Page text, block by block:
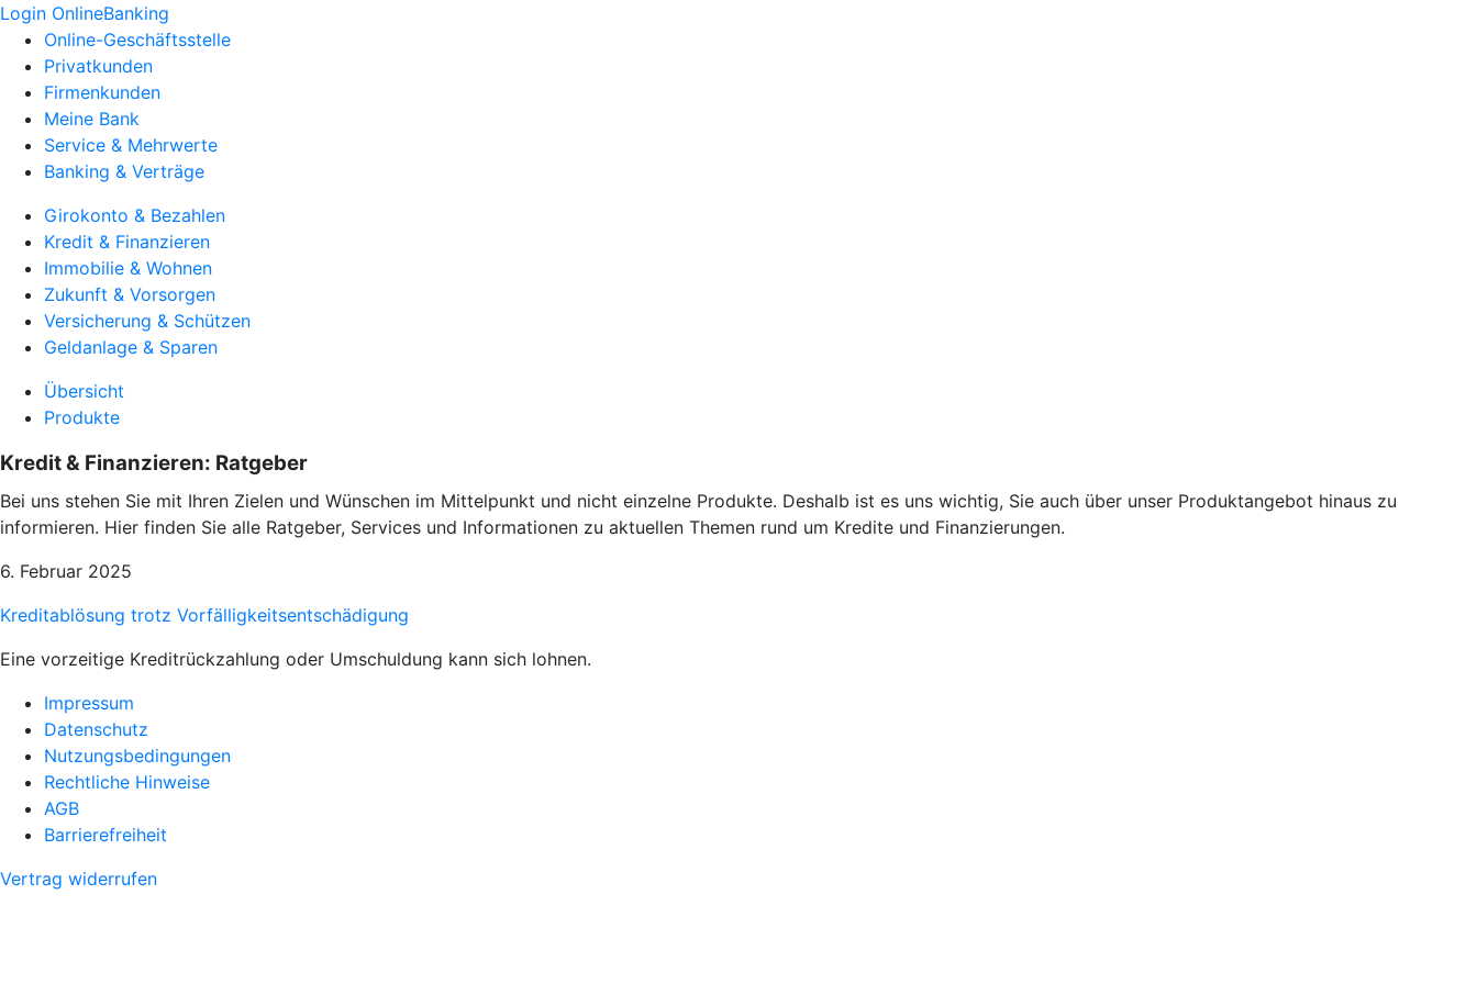
Login OnlineBanking
Online-Geschäftsstelle
Privatkunden
Firmenkunden
Meine Bank
Service & Mehrwerte
Banking & Verträge
Girokonto & Bezahlen
Kredit & Finanzieren
Immobilie & Wohnen
Zukunft & Vorsorgen
Versicherung & Schützen
Geldanlage & Sparen
Übersicht
Produkte
Kredit & Finanzieren: Ratgeber
Bei uns stehen Sie mit Ihren Zielen und Wünschen im Mittelpunkt und nicht einzelne Produkte. Deshalb ist es uns wichtig, Sie auch über unser Produktangebot hinaus zu
informieren. Hier finden Sie alle Ratgeber, Services und Informationen zu aktuellen Themen rund um Kredite und Finanzierungen.
6. Februar 2025
Kreditablösung trotz Vorfälligkeitsentschädigung
Eine vorzeitige Kreditrückzahlung oder Umschuldung kann sich lohnen.
Impressum
Datenschutz
Nutzungsbedingungen
Rechtliche Hinweise
AGB
Barrierefreiheit
Vertrag widerrufen